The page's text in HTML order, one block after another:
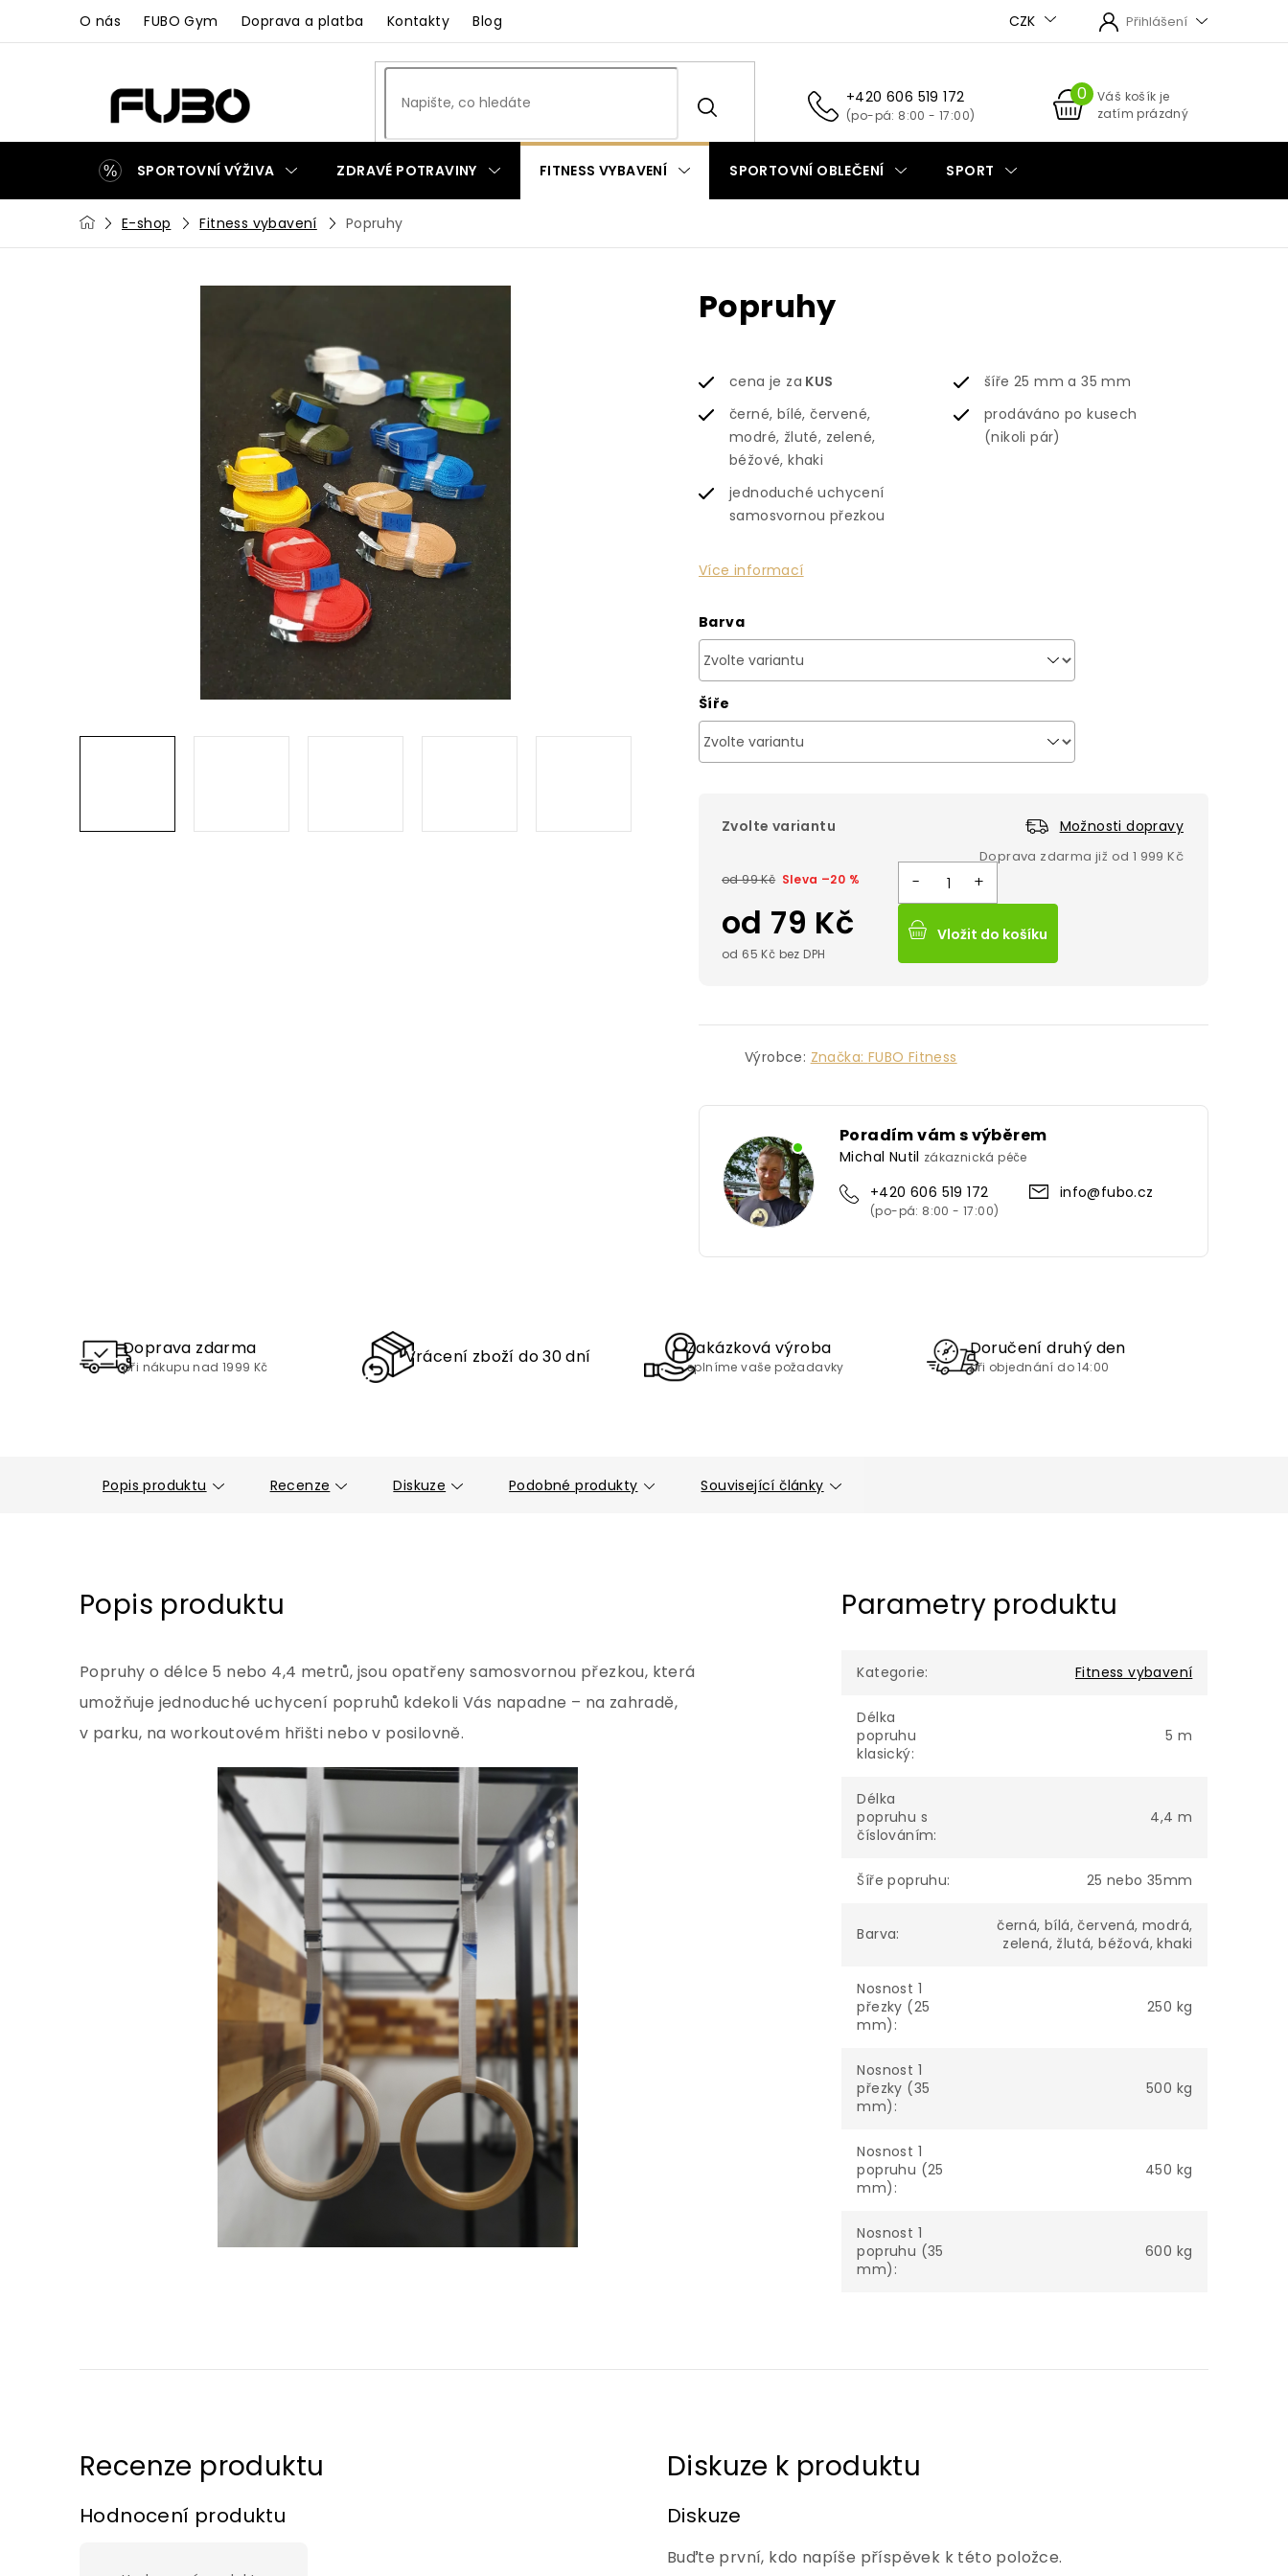
obsah
O nás FUBO Gym Doprava a platba Kontakty Blog CZK Přihlášení
+420 606 519 172
NÁKUPNÍ
KOŠÍK
Váš košík je
zatím prázdný
SPORTOVNÍ VÝŽIVA ZDRAVÉ POTRAVINY FITNESS VYBAVENÍ SPORTOVNÍ OBLEČENÍ SPORT
ZAKÁZKOVÁ VÝROBA
DomůE-shop Fitness vybavení Popruhy
Popruhy
cena je za KUS
šíře 25 mm a 35 mm
černé, bílé, červené,
modré, žluté, zelené,
béžové, khaki
prodáváno po kusech
(nikoli pár)
jednoduché uchycení
samosvornou přezkou
Více informací
Barva
Šíře
Zvolte variantu Možnosti dopravy
od 99 Kč –20 %
od 79 Kč
od 65 Kč bez DPH
Vložit do košíku
Výrobce: Značka: FUBO Fitness
Poradím vám s výběrem
Michal Nutil zákaznická péče
+420 606 519 172 info@fubo.cz
Doprava zdarma
při nákupu nad 1999 Kč Vrácení zboží do 30 dní Zakázková výroba
splníme vaše požadavky
Doručení druhý den
při objednání do 14:00
Popis produktu Recenze Diskuze Podobné produkty Související články
Popis produktu
Popruhy o délce 5 nebo 4,4 metrů, jsou opatřeny samosvornou přezkou, která
umožňuje jednoduché uchycení popruhů kdekoli Vás napadne – na zahradě,
v parku, na workoutovém hřišti nebo v posilovně.
Parametry produktu
Kategorie: Fitness vybavení
Délka
popruhu
klasický:
5 m
Délka
popruhu s
číslováním:
4,4 m
Šíře popruhu: 25 nebo 35mm
Barva:
černá, bílá, červená, modrá,
zelená, žlutá, béžová, khaki
Nosnost 1
přezky (25
mm) :
250 kg
Nosnost 1
přezky (35
mm) :
500 kg
Nosnost 1
popruhu (25
mm) :
450 kg
Nosnost 1
popruhu (35
mm) :
600 kg
Hodnocení produktu Diskuze
Buďte první, kdo napíše příspěvek k této položce.